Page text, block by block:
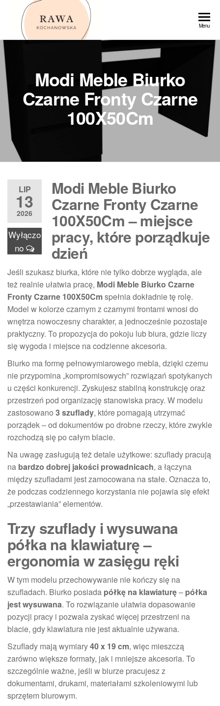
Przejdź
Menu
Modi Meble Biurko
Czarne Fronty Czarne
100X50Cm
LIP
13
2026
Wyłączo
no
Modi Meble Biurko
Czarne Fronty Czarne
100X50Cm – miejsce
pracy, które porządkuje
dzień
Jeśli szukasz biurka, które nie tylko dobrze wygląda, ale
też realnie ułatwia pracę, Modi Meble Biurko Czarne
Fronty Czarne 100X50Cmspełnia dokładnie tę rolę.
Model w kolorze czarnym z czarnymi frontami wnosi do
wnętrza nowoczesny charakter, a jednocześnie pozostaje
praktyczny. To propozycja do pokoju lub biura, gdzie liczy
się wygoda i miejsce na codzienne akcesoria.
Biurko ma formę pełnowymiarowego mebla, dzięki czemu
nie przypomina „kompromisowych” rozwiązań spotykanych
u części konkurencji. Zyskujesz stabilną konstrukcję oraz
przestrzeń pod organizację stanowiska pracy. W modelu
zastosowano 3 szuflady, które pomagają utrzymać
porządek – od dokumentów po drobne rzeczy, które zwykle
rozchodzą się po całym blacie.
Na uwagę zasługują też detale użytkowe: szuflady pracują
na bardzo dobrej jakości prowadnicach, a łączyna
między szufladami jest zamocowana na stałe. Oznacza to,
że podczas codziennego korzystania nie pojawia się efekt
„przestawiania” elementów.
Trzy szuflady i wysuwana
półka na klawiaturę –
ergonomia w zasięgu ręki
W tym modelu przechowywanie nie kończy się na
szufladach. Biurko posiada półkę na klawiaturę– półka
jest wysuwana. To rozwiązanie ułatwia dopasowanie
pozycji pracy i pozwala zyskać więcej przestrzeni na
blacie, gdy klawiatura nie jest aktualnie używana.
Szuflady mają wymiary40 x 19 cm, więc mieszczą
zarówno większe formaty, jak i mniejsze akcesoria. To
szczególnie ważne, jeśli w biurze pracujesz z
dokumentami, drukami, materiałami szkoleniowymi lub
sprzętem biurowym.